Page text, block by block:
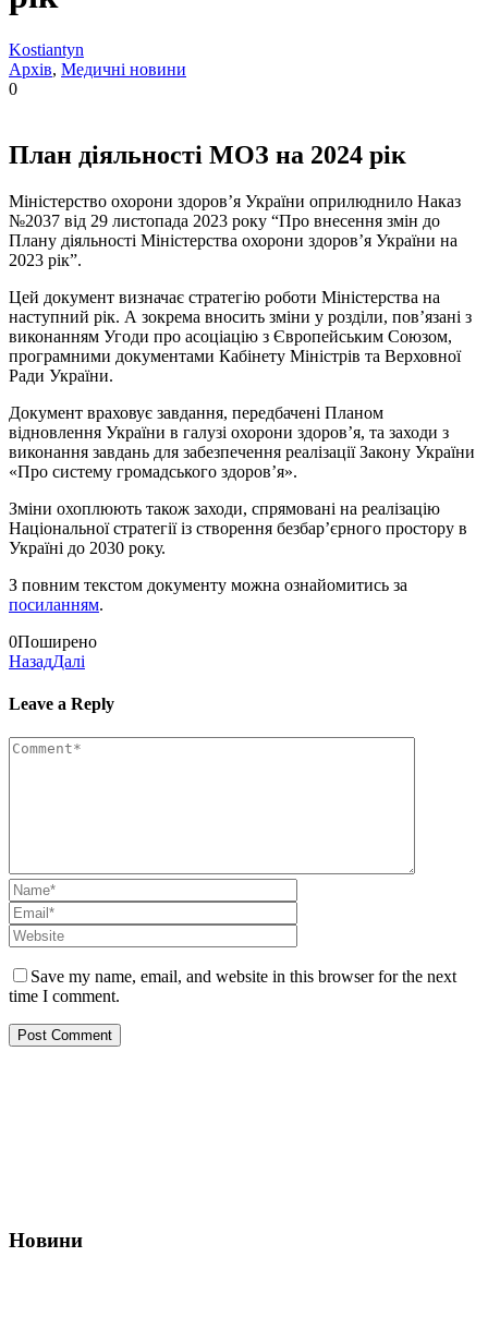
Kostiantyn
Aрхів, Медичні новини
0
План діяльності МОЗ на 2024 рік
Міністерство охорони здоров’я України оприлюднило Наказ
№2037 від 29 листопада 2023 року “Про внесення змін до
Плану діяльності Міністерства охорони здоров’я України на
2023 рік”.
Цей документ визначає стратегію роботи Міністерства на
наступний рік. А зокрема вносить зміни у розділи, пов’язані з
виконанням Угоди про асоціацію з Європейським Союзом,
програмними документами Кабінету Міністрів та Верховної
Ради України.
Документ враховує завдання, передбачені Планом
відновлення України в галузі охорони здоров’я, та заходи з
виконання завдань для забезпечення реалізації Закону України
«Про систему громадського здоров’я».
Зміни охоплюють також заходи, спрямовані на реалізацію
Національної стратегії із створення безбар’єрного простору в
Україні до 2030 року.
З повним текстом документу можна ознайомитись за
посиланням.
0Поширено
НазадДалі
Leave a Reply
Save my name, email, and website in this browser for the next
time I comment.
Новини